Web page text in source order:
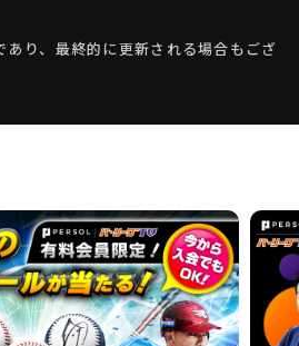
り、最終的に更新される場合もござ